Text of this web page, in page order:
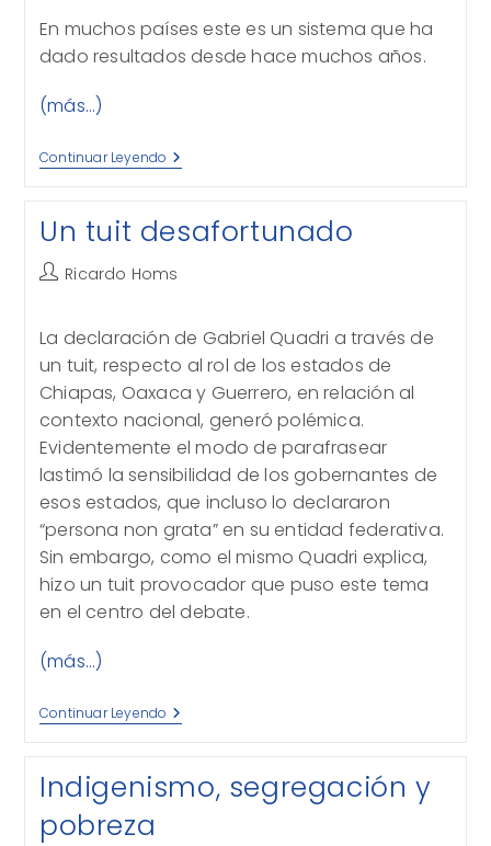
En muchos países este es un sistema que ha
dado resultados desde hace muchos años.
(más…)
Continuar Leyendo Fotos
Cívicas
Humanos
Un tuit desafortunado
Autor
entrada:
Ricardo Homs
La declaración de Gabriel Quadri a través de
un tuit, respecto al rol de los estados de
Chiapas, Oaxaca y Guerrero, en relación al
contexto nacional, generó polémica.
Evidentemente el modo de parafrasear
lastimó la sensibilidad de los gobernantes de
esos estados, que incluso lo declararon
“persona non grata” en su entidad federativa.
Sin embargo, como el mismo Quadri explica,
hizo un tuit provocador que puso este tema
en el centro del debate.
(más…)
Continuar Leyendo Un
Tuit
Indigenismo, segregación y
pobreza